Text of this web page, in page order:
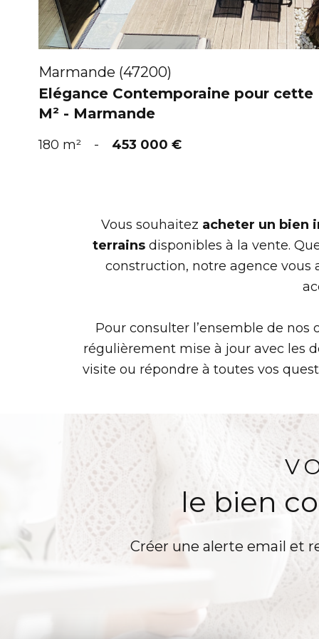
Marmande (47200)
Elégance Contemporaine pour cette
M² - Marmande
180 m² - 453 000 €
Vous souhaitez acheter un bien
terrainsdisponibles à la vente.
construction, notre agence vous
Pour consulter l’ensemble de
régulièrement mise à jour avec les
visite ou répondre à toutes vos
le bien
Créer une alerte email et